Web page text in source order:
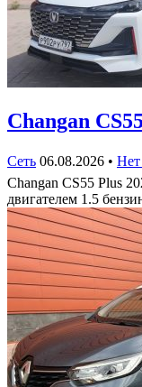
Changan
Сеть 06.08.2026 • Нет
Changan CS55 Plus
двигателем 1.5